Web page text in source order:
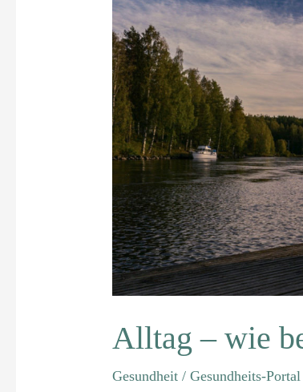
Alltag – wie
Gesundheit /Gesundheits-Portal
–
wie
beugt
man
Stress
vor